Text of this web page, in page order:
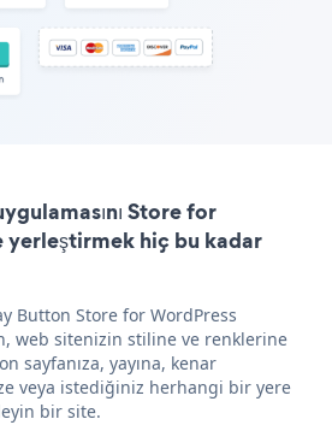
Store for
yerleştirmek hiç bu kadar
Button Store for WordPress
web sitenizin stiline ve renklerine
sayfanıza, yayına, kenar
veya istediğiniz herhangi bir yere
bir site.